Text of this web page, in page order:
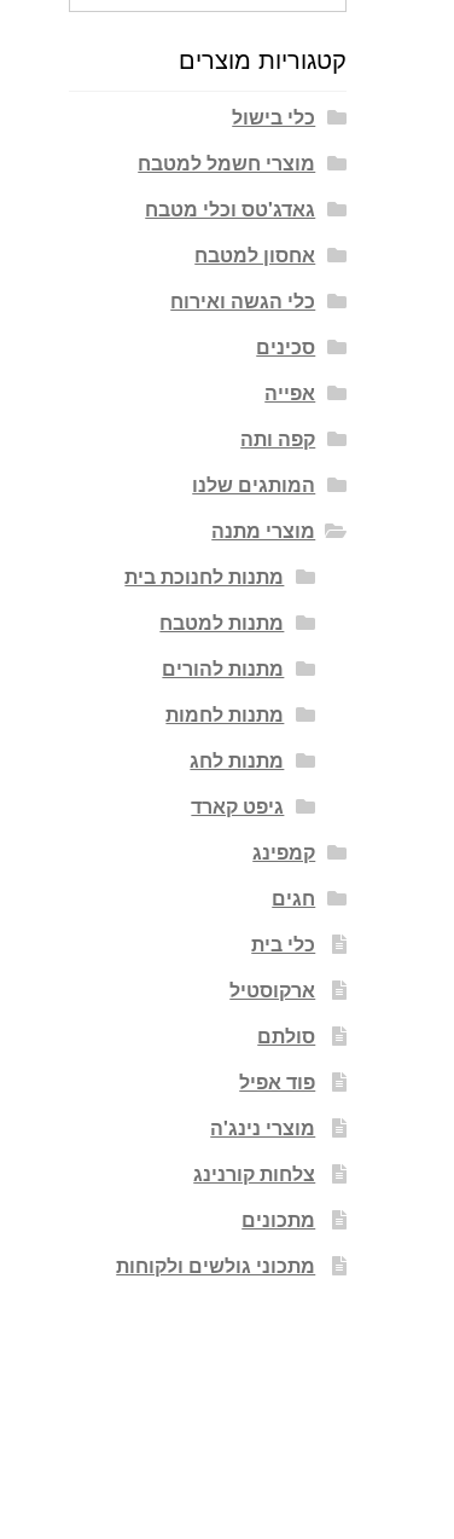
קטגוריות מוצרים
כלי בישול
מוצרי חשמל למטבח
גאדג'טס וכלי מטבח
אחסון למטבח
כלי הגשה ואירוח
סכינים
אפייה
קפה ותה
המותגים שלנו
מוצרי מתנה
מתנות לחנוכת בית
מתנות למטבח
מתנות להורים
מתנות לחמות
מתנות לחג
גיפט קארד
קמפינג
חגים
כלי בית
ארקוסטיל
סולתם
פוד אפיל
מוצרי נינג'ה
צלחות קורנינג
מתכונים
מתכוני גולשים ולקוחות